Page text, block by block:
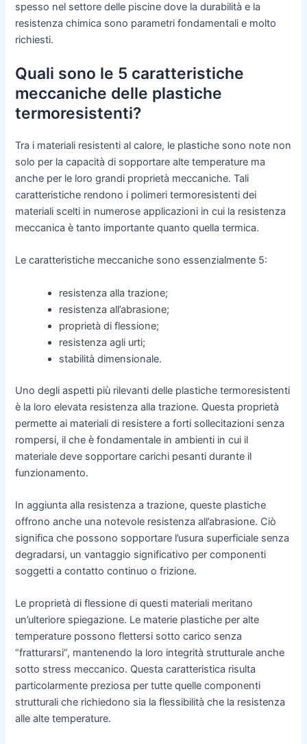
spesso nel settore delle piscine dove la durabilità e la
resistenza chimica sono parametri fondamentali e molto
richiesti.
Quali sono le 5 caratteristiche
meccaniche delle plastiche
termoresistenti?
Tra i materiali resistenti al calore, le plastiche sono note non
solo per la capacità di sopportare alte temperature ma
anche per le loro grandi proprietà meccaniche. Tali
caratteristiche rendono i polimeri termoresistenti dei
materiali scelti in numerose applicazioni in cui la resistenza
meccanica è tanto importante quanto quella termica.
Le caratteristiche meccaniche sono essenzialmente 5:
resistenza alla trazione;
resistenza all’abrasione;
proprietà di flessione;
resistenza agli urti;
stabilità dimensionale.
Uno degli aspetti più rilevanti delle plastiche termoresistenti
è la loro elevata resistenza alla trazione. Questa proprietà
permette ai materiali di resistere a forti sollecitazioni senza
rompersi, il che è fondamentale in ambienti in cui il
materiale deve sopportare carichi pesanti durante il
funzionamento.
In aggiunta alla resistenza a trazione, queste plastiche
offrono anche una notevole resistenza all’abrasione. Ciò
significa che possono sopportare l’usura superficiale senza
degradarsi, un vantaggio significativo per componenti
soggetti a contatto continuo o frizione.
Le proprietà di flessione di questi materiali meritano
un’ulteriore spiegazione. Le materie plastiche per alte
temperature possono flettersi sotto carico senza
“fratturarsi”, mantenendo la loro integrità strutturale anche
sotto stress meccanico. Questa caratteristica risulta
particolarmente preziosa per tutte quelle componenti
strutturali che richiedono sia la flessibilità che la resistenza
alle alte temperature.